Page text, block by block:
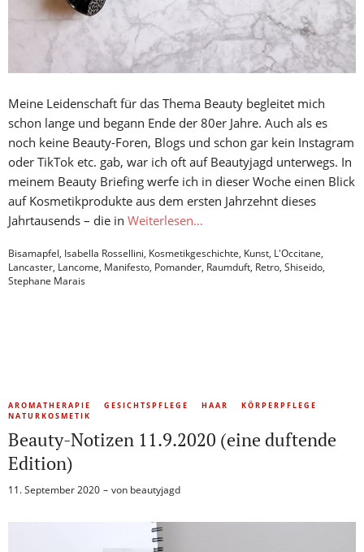
Meine Leidenschaft für das Thema Beauty begleitet mich
schon lange und begann Ende der 80er Jahre. Auch als es
noch keine Beauty-Foren, Blogs und schon gar kein Instagram
oder TikTok etc. gab, war ich oft auf Beautyjagd unterwegs. In
meinem Beauty Briefing werfe ich in dieser Woche einen Blick
auf Kosmetikprodukte aus dem ersten Jahrzehnt dieses
Jahrtausends – die in Weiterlesen…
Bisamapfel, Isabella Rossellini, Kosmetikgeschichte, Kunst, L'Occitane,
Lancaster, Lancome, Manifesto, Pomander, Raumduft, Retro, Shiseido,
Stephane Marais
AROMATHERAPIE GESICHTSPFLEGE HAAR
KÖRPERPFLEGE
NATURKOSMETIK
Beauty-Notizen 11.9.2020 (eine duftende
Edition)
11. September 2020 von beautyjagd